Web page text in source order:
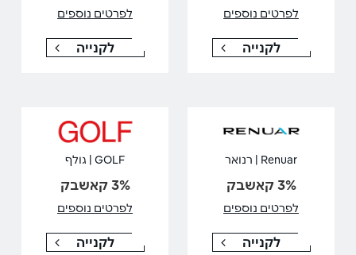
לפרטים נוספים
לקנייה
לפרטים נוספים
לקנייה
Renuar | רנואר
3% קאשבק
לפרטים נוספים
לקנייה
GOLF | גולף
3% קאשבק
לפרטים נוספים
לקנייה